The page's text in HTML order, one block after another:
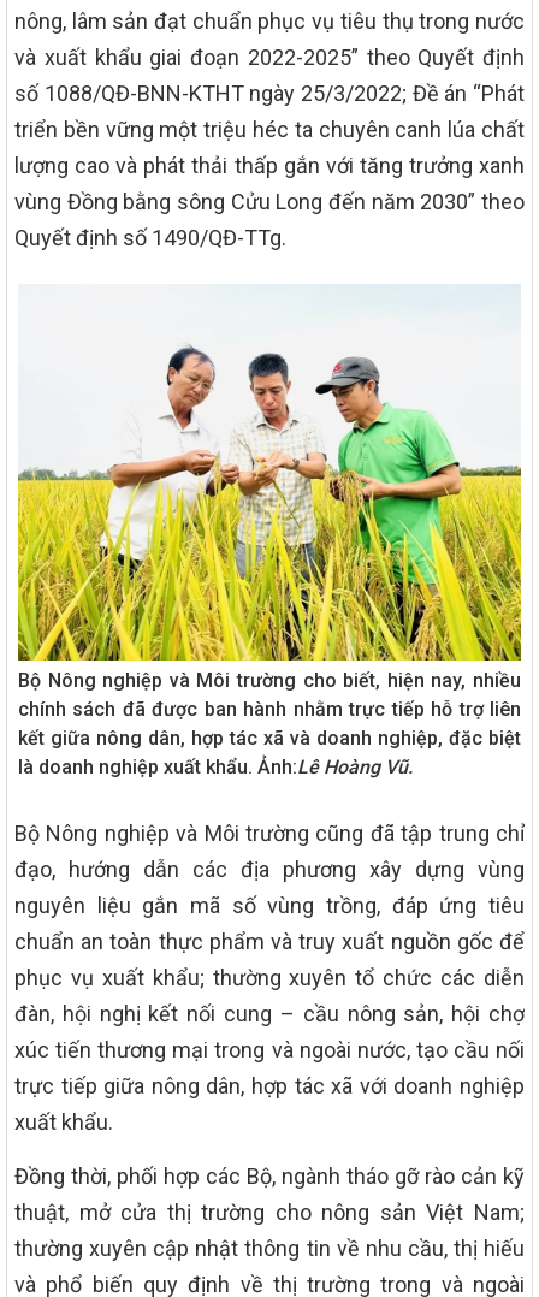
nông, lâm sản đạt chuẩn phục vụ tiêu thụ trong nước
và xuất khẩu giai đoạn 2022-2025” theo Quyết định
số 1088/QĐ-BNN-KTHT ngày 25/3/2022; Đề án “Phát
triển bền vững một triệu héc ta chuyên canh lúa chất
lượng cao và phát thải thấp gắn với tăng trưởng xanh
vùng Đồng bằng sông Cửu Long đến năm 2030” theo
Quyết định số 1490/QĐ-TTg.
Bộ Nông nghiệp và Môi trường cho biết, hiện nay, nhiều
chính sách đã được ban hành nhằm trực tiếp hỗ trợ liên
kết giữa nông dân, hợp tác xã và doanh nghiệp, đặc biệt
là doanh nghiệp xuất khẩu. Ảnh:Lê Hoàng Vũ.
Bộ Nông nghiệp và Môi trường cũng đã tập trung chỉ
đạo, hướng dẫn các địa phương xây dựng vùng
nguyên liệu gắn mã số vùng trồng, đáp ứng tiêu
chuẩn an toàn thực phẩm và truy xuất nguồn gốc để
phục vụ xuất khẩu; thường xuyên tổ chức các diễn
đàn, hội nghị kết nối cung – cầu nông sản, hội chợ
xúc tiến thương mại trong và ngoài nước, tạo cầu nối
trực tiếp giữa nông dân, hợp tác xã với doanh nghiệp
xuất khẩu.
Đồng thời, phối hợp các Bộ, ngành tháo gỡ rào cản kỹ
thuật, mở cửa thị trường cho nông sản Việt Nam;
thường xuyên cập nhật thông tin về nhu cầu, thị hiếu
và phổ biến quy định về thị trường trong và ngoài